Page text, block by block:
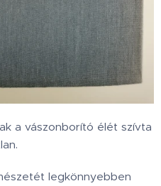
a vászonborító élét szívta
legkönnyebben